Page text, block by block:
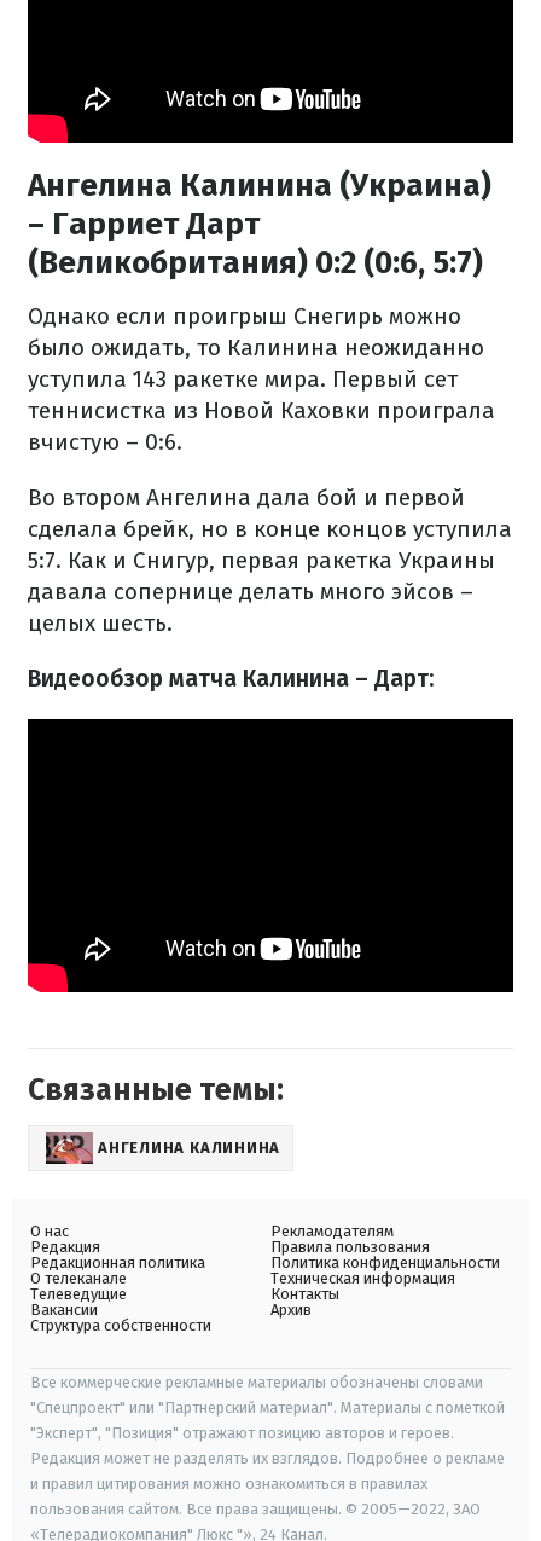
Ангелина Калинина (Украина)
– Гарриет Дарт
(Великобритания) 0:2 (0:6, 5:7)
Однако если проигрыш Снегирь можно
было ожидать, то Калинина неожиданно
уступила 143 ракетке мира. Первый сет
теннисистка из Новой Каховки проиграла
вчистую – 0:6.
Во втором Ангелина дала бой и первой
сделала брейк, но в конце концов уступила
5:7. Как и Снигур, первая ракетка Украины
давала сопернице делать много эйсов –
целых шесть.
Видеообзор матча Калинина – Дарт:
Связанные темы:
АНГЕЛИНА КАЛИНИНА
О нас
Редакция
Редакционная политика
О телеканале
Телеведущие
Вакансии
Структура собственности
Рекламодателям
Правила пользования
Политика конфиденциальности
Техническая информация
Контакты
Архив
Все коммерческие рекламные материалы обозначены словами
"Спецпроект" или "Партнерский материал". Материалы с пометкой
"Эксперт", "Позиция" отражают позицию авторов и героев.
Редакция может не разделять их взглядов. Подробнее о рекламе
и правил цитирования можно ознакомиться в правилах
пользования сайтом. Все права защищены. © 2005—2022, ЗАО
«Телерадиокомпания" Люкс "», 24 Канал.